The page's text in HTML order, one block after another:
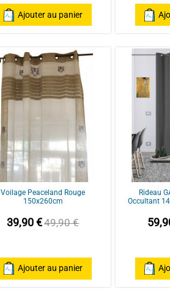
Ajouter au panier
Voilage Peaceland Rouge
150x260cm
39,90 €49,90 €
Ajouter au panier
Rideau
Occultant